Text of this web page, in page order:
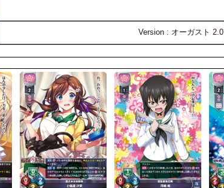
Version : オーガスト 2.0